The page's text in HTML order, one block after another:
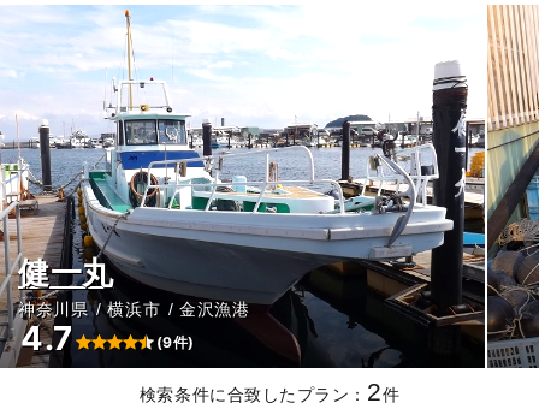
健一丸
神奈川県 横浜市 金沢漁港
4.7 (9件)
検索条件に合致したプラン： 2件